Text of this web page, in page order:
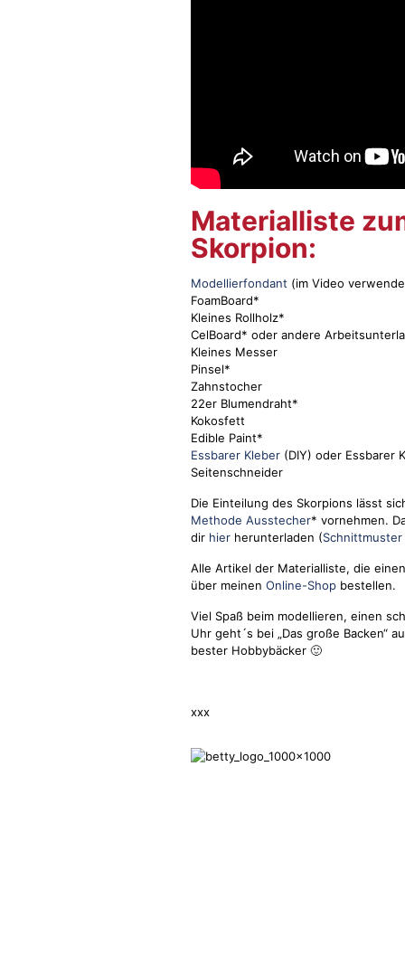
Materialliste
Skorpion:
Modellierfondant (im Video
FoamBoard*
Kleines Rollholz*
CelBoard* oder andere
Kleines Messer
Pinsel*
Zahnstocher
22er Blumendraht*
Kokosfett
Edible Paint*
Essbarer Kleber(DIY) oder Essbarer
Seitenschneider
Die Einteilung des Skorpions lässt
Methode Ausstecher* vornehmen.
dir hierherunterladen (Schnittmuster
Alle Artikel der Materialliste, die
über meinen Online-Shopbestellen.
Viel Spaß beim modellieren, einen
Uhr geht´s bei „Das große Backen“
bester Hobbybäcker 🙂
xxx